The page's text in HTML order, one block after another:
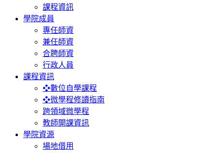
課程資訊
學院成員
專任師資
兼任師資
合聘師資
行政人員
課程資訊
❖數位自學課程
❖微學程修讀指南
跨領域微學程
教師開課資訊
學院資源
場地借用